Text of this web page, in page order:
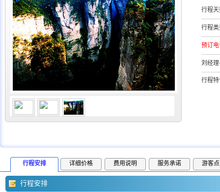
行程
行程
预订
刘经
行程
行程安排 详细价格 费用说明 服务承诺 游客
行程安排